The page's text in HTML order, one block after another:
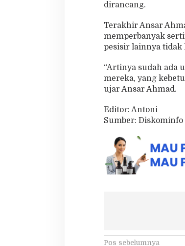
dirancang.
Terakhir Ansar
memperbanyak
pesisir lainnya
“Artinya sudah ada
mereka, yang
ujar Ansar Ahmad.
Editor: Antoni
Sumber:
Pos sebelumnya